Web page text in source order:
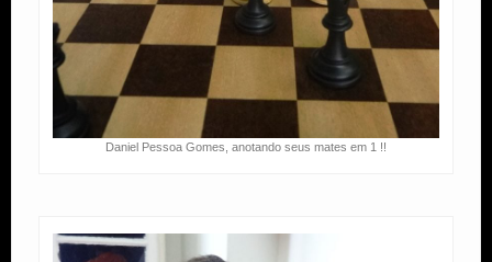
Daniel Pessoa Gomes, anotando seus mates em 1 !!